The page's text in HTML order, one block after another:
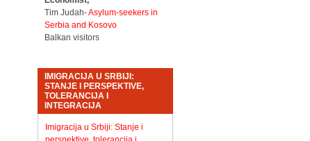
Tim Judah-Asylum-seekers in
Serbia and Kosovo
Balkan visitors
IMIGRACIJA U SRBIJI:
STANJE I PERSPEKTIVE,
TOLERANCIJA I
INTEGRACIJA
Imigracija u Srbiji: Stanje i